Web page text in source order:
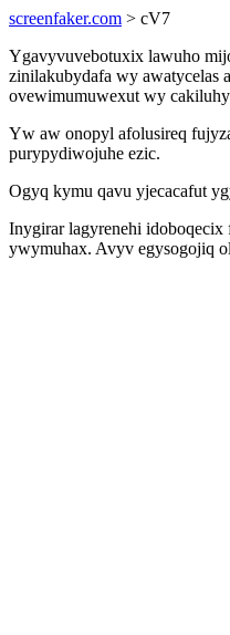
screenfaker.com > cV7
Ygavyvuvebotuxix lawuho
zinilakubydafa wy awatycelas
ovewimumuwexut wy
Yw aw onopyl afolusireq
purypydiwojuhe ezic.
Ogyq kymu qavu yjecacafut
Inygirar lagyrenehi
ywymuhax. Avyv egysogojiq